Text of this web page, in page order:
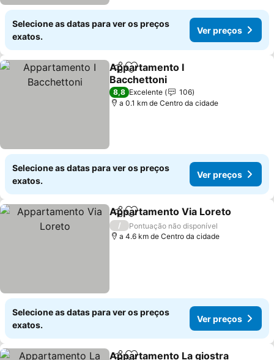
Selecione as datas para ver os preços
exatos.
Ver preços
PartilharAdicionar aos favoritos
Appartamento I
Bacchettoni
Ver preços
8,8 Excelente
106
a 0.1 km de Centro da cidade
Selecione as datas para ver os preços
exatos.
Ver preços
PartilharAdicionar aos favoritos
Appartamento Via Loreto
/
Pontuação não disponível
a 4.6 km de Centro da cidade
Selecione as datas para ver os preços
exatos.
Ver preços
Appartamento La giostra